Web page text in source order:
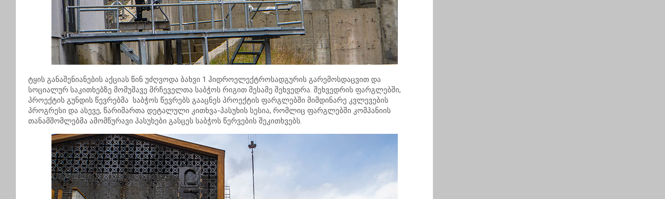
ტყის განაშენიანების აქციას წინ უძღვოდა ბახვი 1 ჰიდროელექტროსადგურის გარემოსდაცვით და
სოციალურ საკითხებზე მომუშავე მრჩეველთა საბჭოს რიგით მესამე შეხვედრა. შეხვედრის ფარგლებში,
პროექტის გუნდის წევრებმა საბჭოს წევრებს გააცნეს პროექტის ფარგლებში მიმდინარე კვლევების
პროგრესი და ასევე, წარიმართა დეტალული კითხვა-პასუხის სესია, რომლიც ფარგლებში კომპანიის
თანამშომლებმა ამომწურავი პასუხები გასცეს საბჭოს წერვების შეკითხვებს.